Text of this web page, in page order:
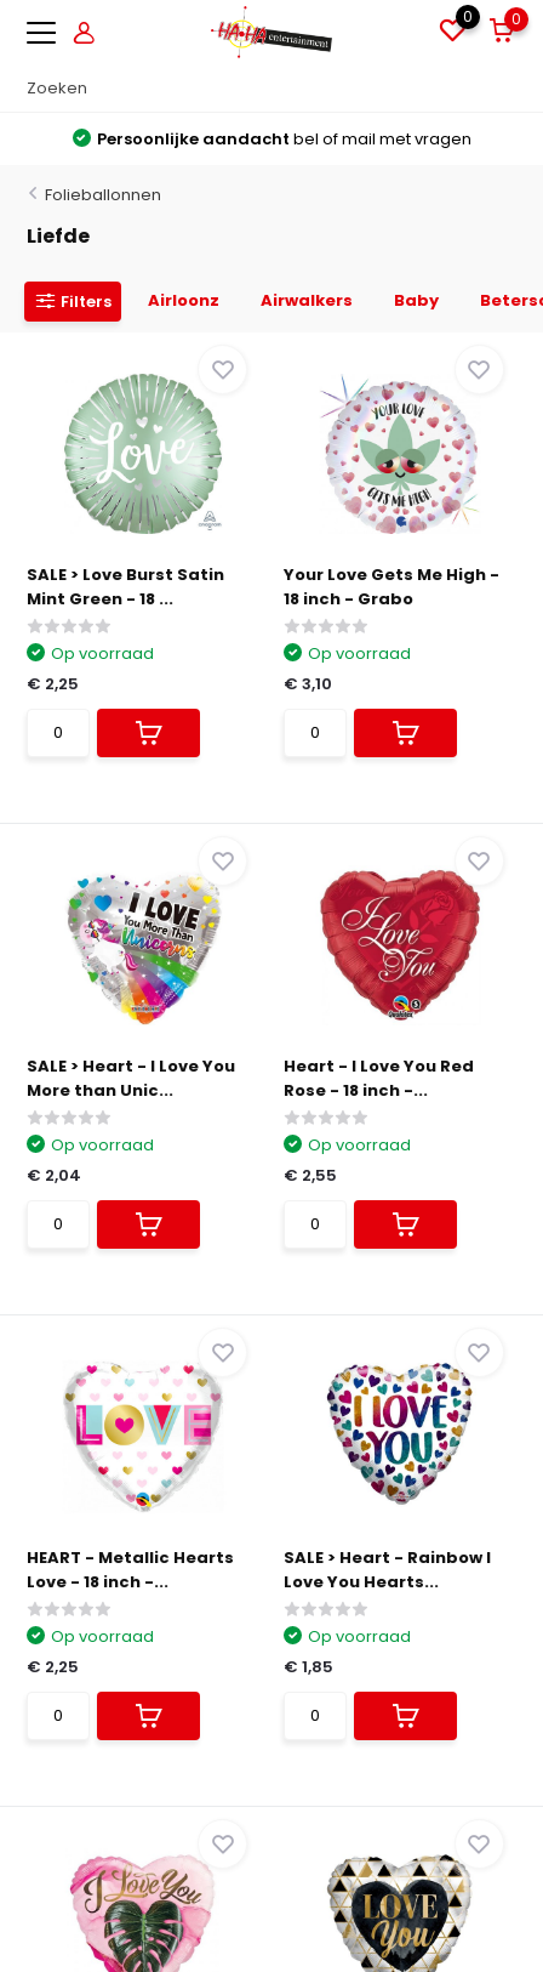
0 0
Grote voorradenAlles direct leverbaar uit voorraad
Folieballonnen
Liefde
Filters Airloonz Airwalkers Baby
SALE > Love Burst Satin
Mint Green - 18 ...
Op voorraad
€ 2,25
Your Love Gets Me High -
18 inch - Grabo
Op voorraad
€ 3,10
SALE > Heart - I Love You
More than Unic...
Op voorraad
€ 2,04
Heart - I Love You Red
Rose - 18 inch -...
Op voorraad
€ 2,55
HEART - Metallic Hearts
Love - 18 inch -...
Op voorraad
€ 2,25
SALE > Heart - Rainbow I
Love You Hearts...
Op voorraad
€ 1,85